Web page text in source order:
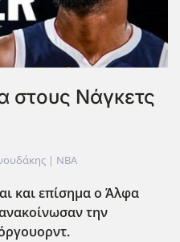
στους Νάγκετς
| NBA
και επίσημα ο Άλφα
την